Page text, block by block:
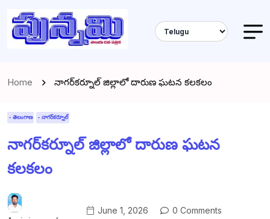
Home నాగర్‌కర్నూల్ జిల్లాలో దారుణ ఘటన కలకలం
- తెలంగాణ - నాగర్‌కర్నూల్
నాగర్‌కర్నూల్ జిల్లాలో దారుణ ఘటన
కలకలం
June 1, 2026 0 Comments